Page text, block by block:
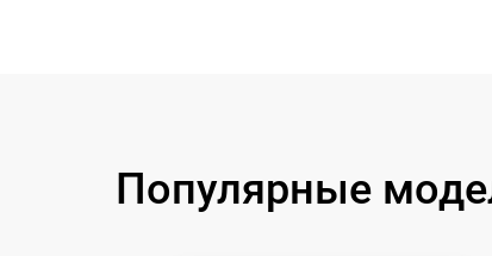
Популярные